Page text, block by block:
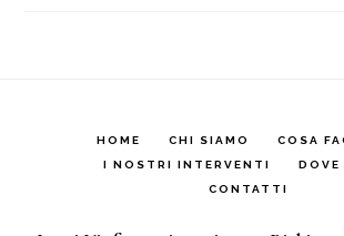
HOME CHI SIAMO
COSA
I NOSTRI INTERVENTI
DOVE
CONTATTI